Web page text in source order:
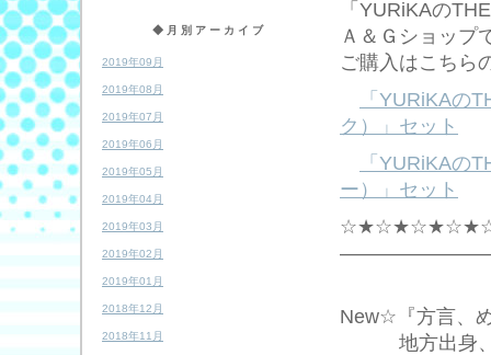
◆月別アーカイブ
2019年09月
2019年08月
2019年07月
2019年06月
2019年05月
2019年04月
2019年03月
2019年02月
2019年01月
2018年12月
2018年11月
「YURiKAの
Ａ＆Ｇショップ
ご購入はこちら
「YURiKAの
ク）」セット
「YURiKAの
ー）」セット
New☆『方言、
地方出身、あ